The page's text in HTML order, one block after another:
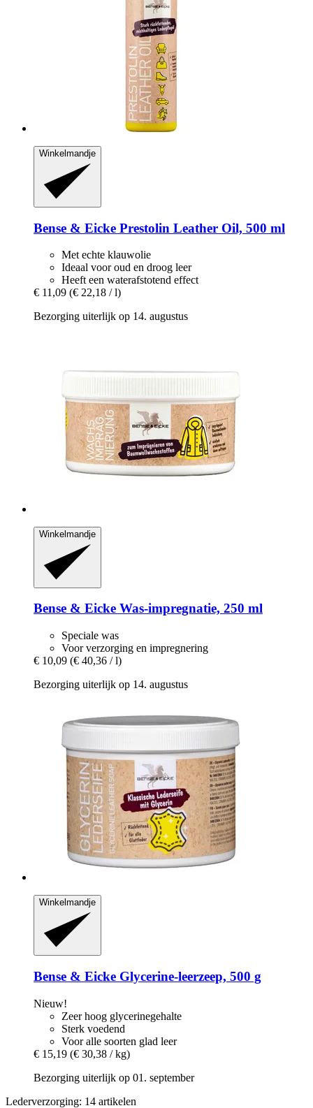
Winkelmandje
Bense & Eicke Prestolin Leather Oil, 500 ml
Met echte klauwolie
Ideaal voor oud en droog leer
Heeft een waterafstotend effect
€ 11,09 (€ 22,18 / l)
Bezorging uiterlijk op 14. augustus
Winkelmandje
Bense & Eicke Was-​impregnatie, 250 ml
Speciale was
Voor verzorging en impregnering
€ 10,09 (€ 40,36 / l)
Bezorging uiterlijk op 14. augustus
Winkelmandje
Bense & Eicke Glycerine-​leerzeep, 500 g
Nieuw!
Zeer hoog glycerinegehalte
Sterk voedend
Voor alle soorten glad leer
€ 15,19 (€ 30,38 / kg)
Bezorging uiterlijk op 01. september
Lederverzorging: 14 artikelen